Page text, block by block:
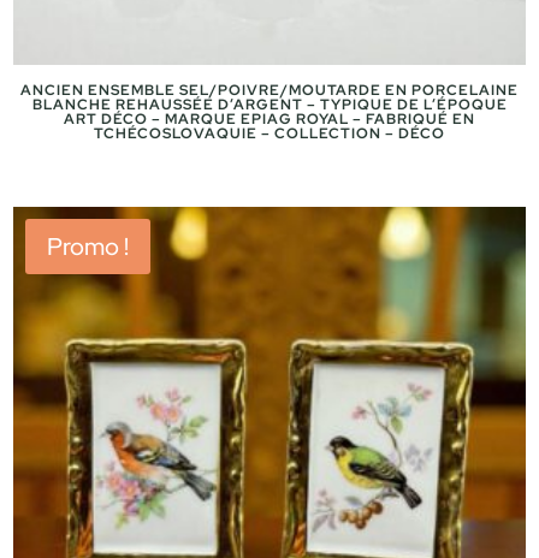
ANCIEN ENSEMBLE SEL/POIVRE/MOUTARDE EN PORCELAINE
BLANCHE REHAUSSÉE D’ARGENT – TYPIQUE DE L’ÉPOQUE
ART DÉCO – MARQUE EPIAG ROYAL – FABRIQUÉ EN
TCHÉCOSLOVAQUIE – COLLECTION – DÉCO
Promo !